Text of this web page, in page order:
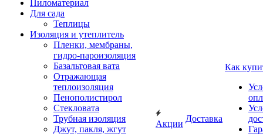
Пиломатериал
Для сада
Теплицы
Изоляция и утеплитель
Пленки, мембраны,
гидро-пароизоляция
Базальтовая вата
Отражающая
теплоизоляция
Пенополистирол
Стекловата
Трубная изоляция
Джут, пакля, жгут
Акции
Доставка
Как